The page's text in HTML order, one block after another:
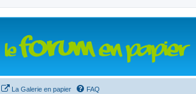
La Galerie en papier FAQ